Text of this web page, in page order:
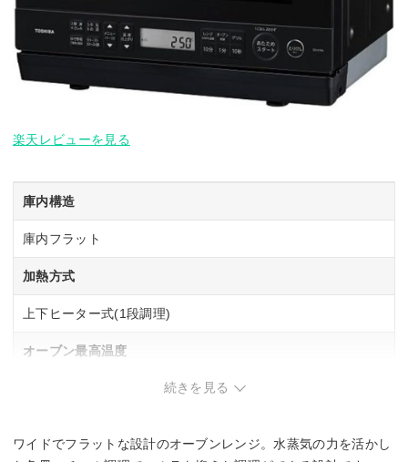
楽天レビューを見る
庫内構造
庫内フラット
加熱方式
上下ヒーター式(1段調理)
オーブン最高温度
続きを見る
ワイドでフラットな設計のオーブンレンジ。水蒸気の力を活かし